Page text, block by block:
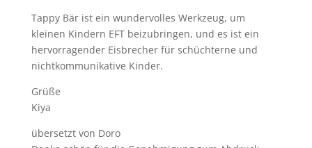
Tappy Bär ist ein wundervolles Werkzeug, um
kleinen Kindern EFT beizubringen, und es ist ein
hervorragender Eisbrecher für schüchterne und
nichtkommunikative Kinder.
Grüße
Kiya
übersetzt von Doro